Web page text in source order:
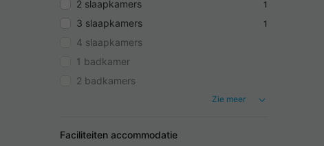
2 slaapkamers 1
3 slaapkamers 1
4 slaapkamers
1 badkamer
2 badkamers
Zie meer
Faciliteiten accommodatie